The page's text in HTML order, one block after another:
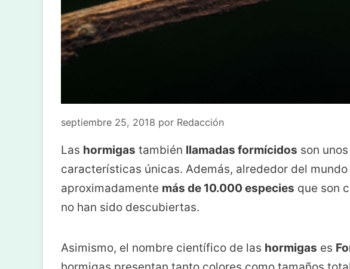
septiembre 25, 2018 por Redacción
Las hormigas también llamadas formícidos son
características únicas. Además, alrededor del
aproximadamente más de 10.000 especies que son
no han sido descubiertas.
Asimismo, el nombre científico de las hormigas es